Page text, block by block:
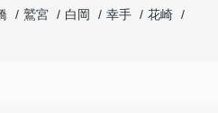
鷲宮 白岡 幸手
花崎